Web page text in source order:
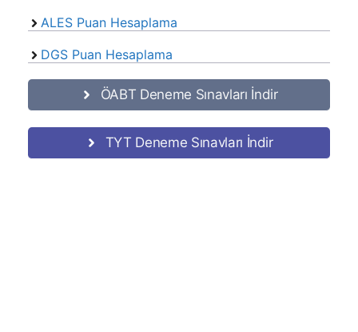
ALES Puan Hesaplama
DGS Puan Hesaplama
ÖABT Deneme Sınavları İndir
TYT Deneme Sınavları İndir